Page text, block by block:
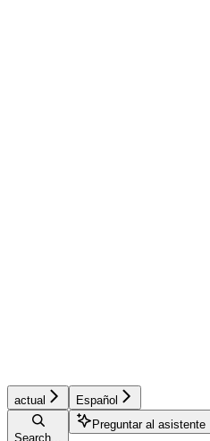
actual Español
Search...
Preguntar al asistente